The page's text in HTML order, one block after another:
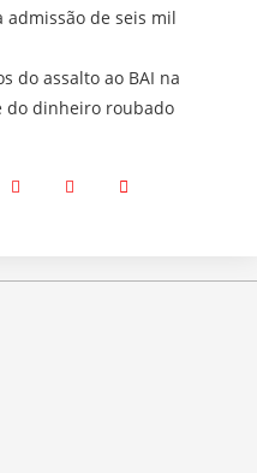
admissão de seis mil
do assalto ao BAI na
do dinheiro roubado